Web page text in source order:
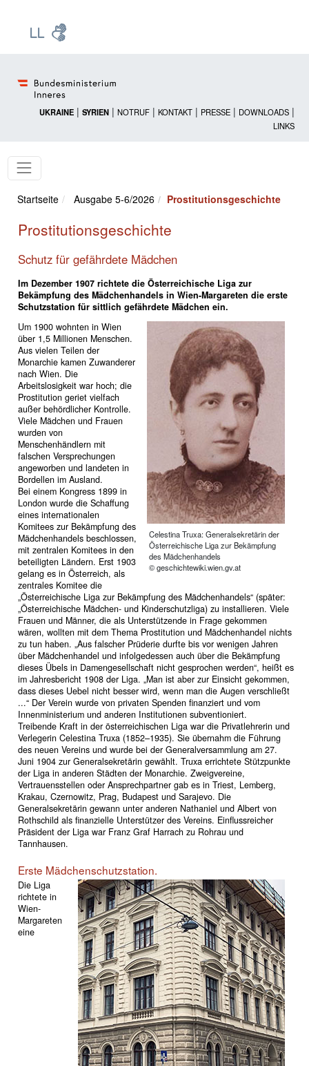
UKRAINE | SYRIEN | NOTRUF | KONTAKT | PRESSE | DOWNLOADS |
LINKS
Startseite Ausgabe 5-6/2026 Prostitutionsgeschichte
Prostitutionsgeschichte
Schutz für gefährdete Mädchen
Im Dezember 1907 richtete die Österreichische Liga zur
Bekämpfung des Mädchenhandels in Wien-Margareten die erste
Schutzstation für sittlich gefährdete Mädchen ein.
Celestina Truxa: Generalsekretärin der
Österreichische Liga zur Bekämpfung
des Mädchenhandels
© geschichtewiki.wien.gv.at
Um 1900 wohnten in Wien
über 1,5 Millionen Menschen.
Aus vielen Teilen der
Monarchie kamen Zuwanderer
nach Wien. Die
Arbeitslosigkeit war hoch; die
Prostitution geriet vielfach
außer behördlicher Kontrolle.
Viele Mädchen und Frauen
wurden von
Menschenhändlern mit
falschen Versprechungen
angeworben und landeten in
Bordellen im Ausland.
Bei einem Kongress 1899 in
London wurde die Schaffung
eines internationalen
Komitees zur Bekämpfung des
Mädchenhandels beschlossen,
mit zentralen Komitees in den
beteiligten Ländern. Erst 1903
gelang es in Österreich, als
zentrales Komitee die
„Österreichische Liga zur Bekämpfung des Mädchenhandels“ (später:
„Österreichische Mädchen- und Kinderschutzliga) zu installieren. Viele
Frauen und Männer, die als Unterstützende in Frage gekommen
wären, wollten mit dem Thema Prostitution und Mädchenhandel nichts
zu tun haben. „Aus falscher Prüderie durfte bis vor wenigen Jahren
über Mädchenhandel und infolgedessen auch über die Bekämpfung
dieses Übels in Damengesellschaft nicht gesprochen werden“, heißt es
im Jahresbericht 1908 der Liga. „Man ist aber zur Einsicht gekommen,
dass dieses Uebel nicht besser wird, wenn man die Augen verschließt
...“ Der Verein wurde von privaten Spenden finanziert und vom
Innenministerium und anderen Institutionen subventioniert.
Treibende Kraft in der österreichischen Liga war die Privatlehrerin und
Verlegerin Celestina Truxa (1852–1935). Sie übernahm die Führung
des neuen Vereins und wurde bei der Generalversammlung am 27.
Juni 1904 zur Generalsekretärin gewählt. Truxa errichtete Stützpunkte
der Liga in anderen Städten der Monarchie. Zweigvereine,
Vertrauensstellen oder Ansprechpartner gab es in Triest, Lemberg,
Krakau, Czernowitz, Prag, Budapest und Sarajevo. Die
Generalsekretärin gewann unter anderen Nathaniel und Albert von
Rothschild als finanzielle Unterstützer des Vereins. Einflussreicher
Präsident der Liga war Franz Graf Harrach zu Rohrau und
Tannhausen.
Erste Mädchenschutzstation.
Die Liga
richtete in
Wien-
Margareten
eine